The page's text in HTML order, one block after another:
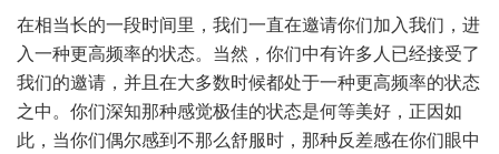
在相当长的一段时间里，我们一直在邀请你们加入我们，进
入一种更高频率的状态。当然，你们中有许多人已经接受了
我们的邀请，并且在大多数时候都处于一种更高频率的状态
之中。你们深知那种感觉极佳的状态是何等美好，正因如
此，当你们偶尔感到不那么舒服时，那种反差感在你们眼中